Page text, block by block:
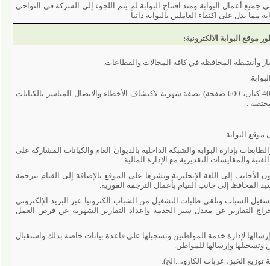
أعمال البوابة ومنذ افتتاح البوابة لم يتم اللجوء إلى الشركة في النواحي
على اكتفاء العاملين بالبوابة ذاتياً
البوابة الالكترونية:
المحافظة في كافة المجالات والقطاعات.
متابعة وتقييم الكيانات المشاركة على الموقع (40 كيان، 600 صفحة) بصفة شهرية لاكتشاف الأخطاء والاتصال المباشر بالكيانات
.
البوابة والشبكة الداخلية بالديوان العام والكيانات المشاركة على
التقديرية مع الإدارة المالية.
إلى اللغة الإنجليزية ونشرها على الموقع بالإضافة إلى القيام بترجمة
إلى جانب القيام بأعمال الترجمة الفورية.
وتلقي طلبات التشغيل من الشباب الكترونيا عبر البريد الإلكتروني
التقارير عن معدل سير الخدمة وإعداد التقارير الشهرية عن فرص العمل
لإدارة خدمة المواطنين وتسجيلها على قاعدة بيانات خاصة بذلك واستقبال
وإرسالها للمواطن.
عربات الكارو،...الخ).